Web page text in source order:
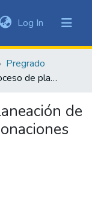
Log In (current)
Pregrado
Diseño del proceso de planeación de rutas de recolección de donaciones del BAC
de